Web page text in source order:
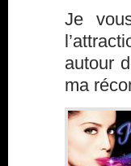
Je
autour
ma